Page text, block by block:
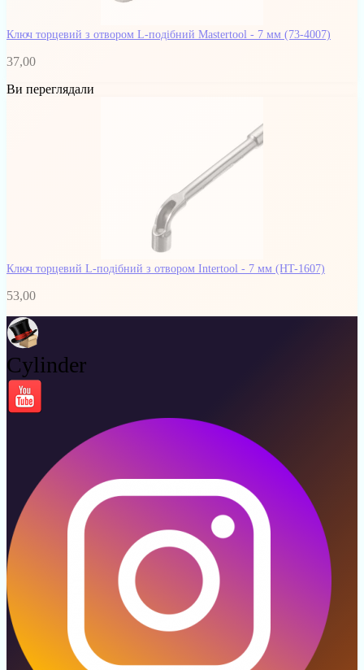
Ключ торцевий з отвором L-подібний Mastertool - 7 мм (73-4007)
37,00
Ви переглядали
Ключ торцевий L-подібний з отвором Intertool - 7 мм (HT-1607)
53,00
Cylinder